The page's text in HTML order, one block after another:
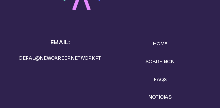
EMAIL:
GERAL@NEWCAREERNETWORK.PT
HOME
SOBRE NCN
FAQS
NOTÍCIAS